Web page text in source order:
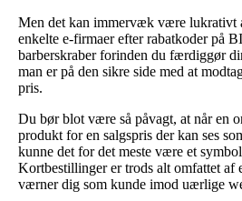
Men det kan immervæk være lukrativt
enkelte e-firmaer efter rabatkoder på
barberskraber forinden du færdiggør
man er på den sikre side med at
pris.
Du bør blot være så påvagt, at når en
produkt for en salgspris der kan ses
kunne det for det meste være et
Kortbestillinger er trods alt omfattet af
værner dig som kunde imod uærlige